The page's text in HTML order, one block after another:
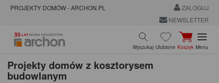
PROJEKTY DOMÓW - ARCHON.PL
ZALOGUJ
NEWSLETTER
Wyszukaj Ulubione Koszyk Menu
Projekty domów z kosztorysem
budowlanym